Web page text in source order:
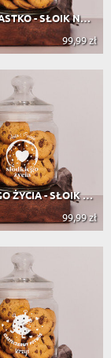
JEDNO CIASTKO - SŁOIK NA CIASTKA
99,99 zł
SŁODKIEGO ŻYCIA - SŁOIK NA CIASTKA
99,99 zł